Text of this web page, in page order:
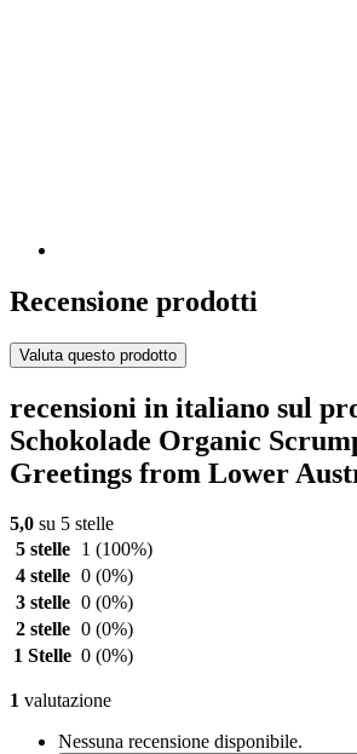
Recensione prodotti
Valuta questo prodotto
recensioni in italiano sul
Schokolade Organic
Greetings from Lower
5,0 su 5 stelle
5 stelle
1 (100%)
4 stelle 0 (0%)
3 stelle 0 (0%)
2 stelle 0 (0%)
1 Stelle 0 (0%)
1 valutazione
Nessuna recensione disponibile.